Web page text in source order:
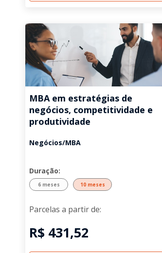
MBA em estratégias de
negócios, competitividade e
produtividade
Negócios/MBA
Duração:
6 meses 10 meses
Parcelas a partir de:
R$ 431,52